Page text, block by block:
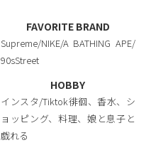
FAVORITE BRAND
Supreme/NIKE/A BATHING APE/
90sStreet
HOBBY
インスタ/Tiktok徘徊、香水、シ
ョッピング、料理、娘と息子と
戯れる